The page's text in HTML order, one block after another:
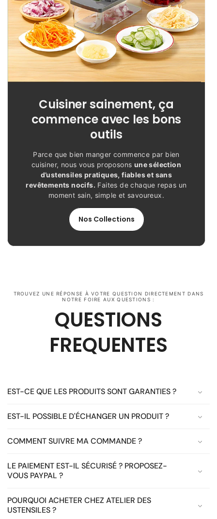
Cuisiner sainement, ça
commence avec les bons
outils
Parce que bien manger commence par bien
cuisiner, nous vous proposons une sélection
d’ustensiles pratiques, fiables et sans
revêtements nocifs. Faites de chaque repas un
moment sain, simple et savoureux.
Nos Collections
TROUVEZ UNE RÉPONSE À VOTRE QUESTION DIRECTEMENT DANS
NOTRE FOIRE AUX QUESTIONS :
QUESTIONS
FREQUENTES
EST-CE QUE LES PRODUITS SONT GARANTIES ?
EST-IL POSSIBLE D'ÉCHANGER UN PRODUIT ?
COMMENT SUIVRE MA COMMANDE ?
LE PAIEMENT EST-IL SÉCURISÉ ? PROPOSEZ-
VOUS PAYPAL ?
POURQUOI ACHETER CHEZ ATELIER DES
USTENSILES ?